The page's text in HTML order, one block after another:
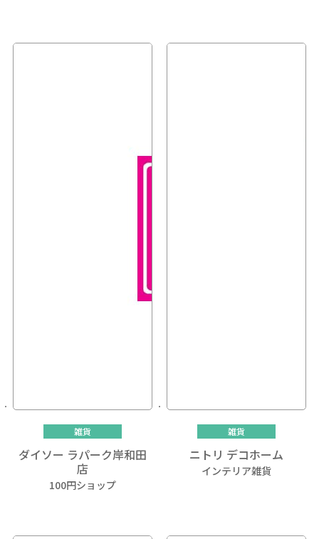
雑貨
ダイソー ラパーク岸和田
店
100円ショップ
雑貨
ニトリ デコホーム
インテリア雑貨